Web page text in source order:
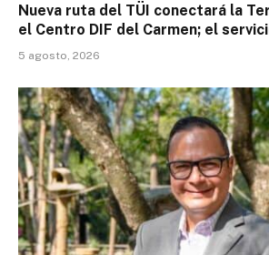
Nueva ruta del TÜI conectará la
el Centro DIF del Carmen; el
5 agosto, 2026